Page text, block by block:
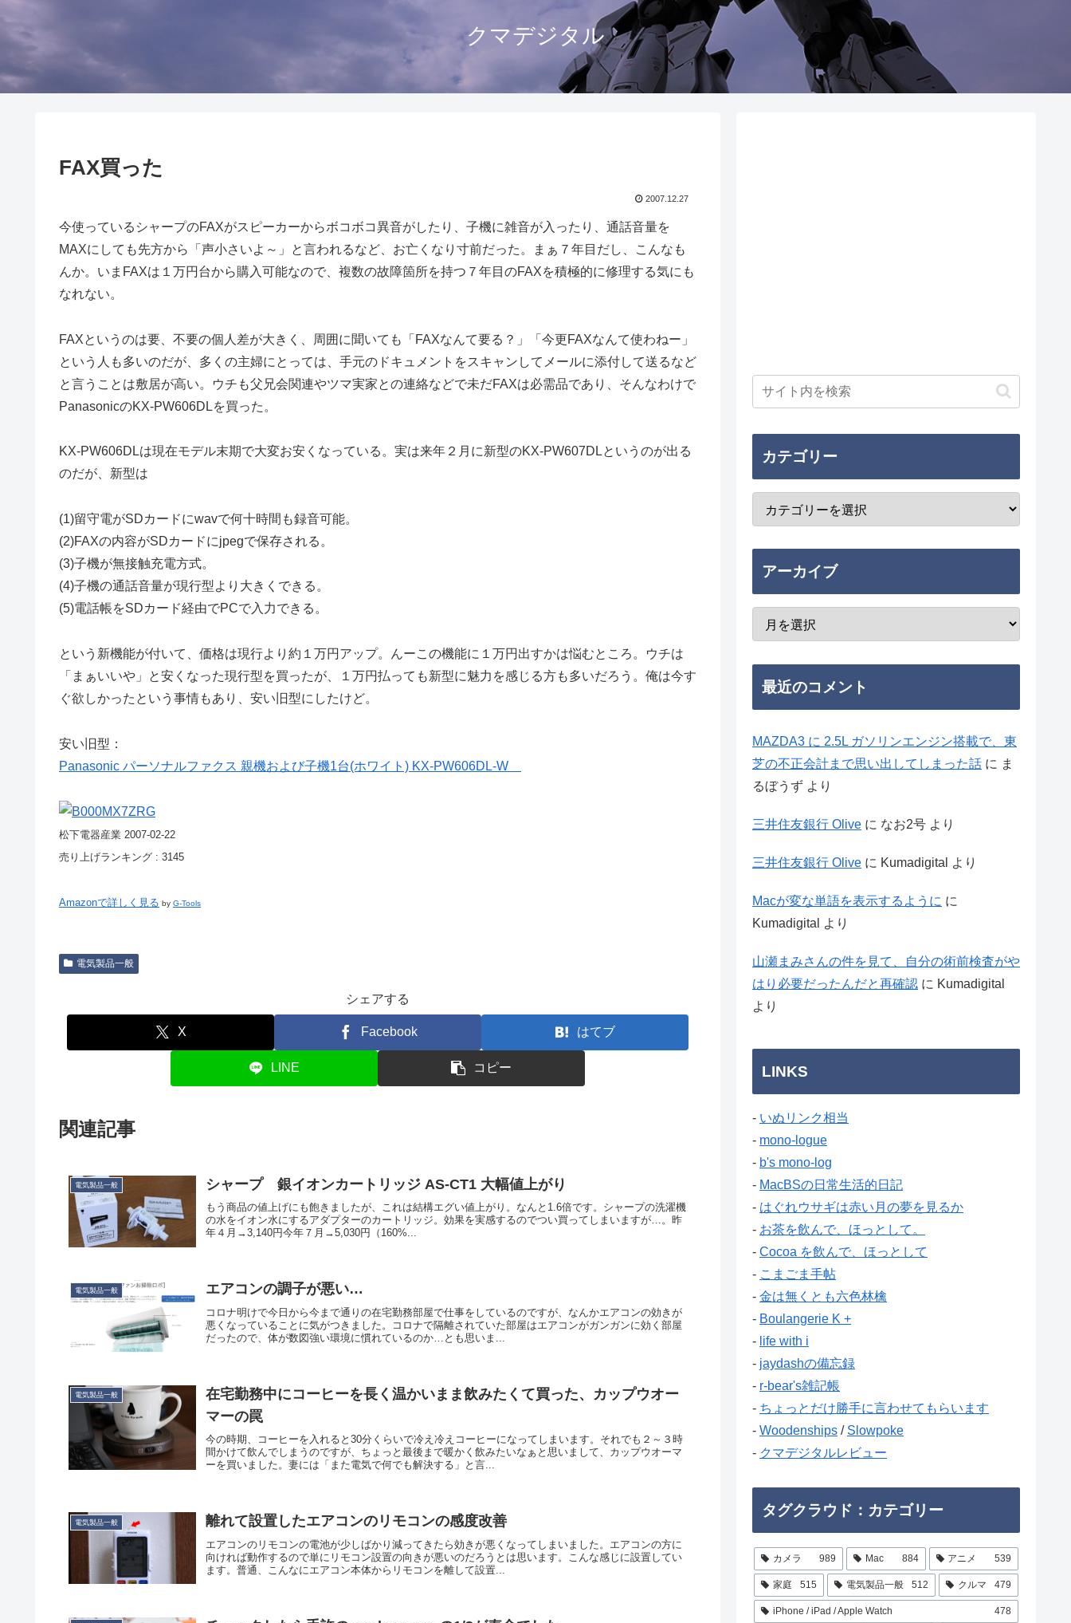
クマデジタル
FAX買った
2007.12.27
今使っているシャープのFAXがスピーカーからボコボコ異音がしたり、子機に雑音が入ったり、通話音量を
MAXにしても先方から「声小さいよ～」と言われるなど、お亡くなり寸前だった。まぁ７年目だし、こんなも
んか。いまFAXは１万円台から購入可能なので、複数の故障箇所を持つ７年目のFAXを積極的に修理する気にも
なれない。
FAXというのは要、不要の個人差が大きく、周囲に聞いても「FAXなんて要る？」「今更FAXなんて使わねー」
という人も多いのだが、多くの主婦にとっては、手元のドキュメントをスキャンしてメールに添付して送るなど
と言うことは敷居が高い。ウチも父兄会関連やツマ実家との連絡などで未だFAXは必需品であり、そんなわけで
PanasonicのKX-PW606DLを買った。
KX-PW606DLは現在モデル末期で大変お安くなっている。実は来年２月に新型のKX-PW607DLというのが出る
のだが、新型は
(1)留守電がSDカードにwavで何十時間も録音可能。
(2)FAXの内容がSDカードにjpegで保存される。
(3)子機が無接触充電方式。
(4)子機の通話音量が現行型より大きくできる。
(5)電話帳をSDカード経由でPCで入力できる。
という新機能が付いて、価格は現行より約１万円アップ。んーこの機能に１万円出すかは悩むところ。ウチは
「まぁいいや」と安くなった現行型を買ったが、１万円払っても新型に魅力を感じる方も多いだろう。俺は今す
ぐ欲しかったという事情もあり、安い旧型にしたけど。
安い旧型：
Panasonic パーソナルファクス 親機および子機1台(ホワイト) KX-PW606DL-W
松下電器産業 2007-02-22
売り上げランキング : 3145
Amazonで詳しく見る by G-Tools
電気製品一般
シェアする
X Facebook はてブ
LINE コピー
関連記事
電気製品一般 シャープ 銀イオンカートリッジ AS-CT1 大幅値上がり
もう商品の値上げにも飽きましたが、これは結構エグい値上がり。なんと1.6倍です。シャープの洗濯機
の水をイオン水にするアダプターのカートリッジ。効果を実感するのでつい買ってしまいますが…。昨
年４月→3,140円今年７月→5,030円（160%...
電気製品一般 エアコンの調子が悪い…
コロナ明けで今日から今まで通りの在宅勤務部屋で仕事をしているのですが、なんかエアコンの効きが
悪くなっていることに気がつきました。コロナで隔離されていた部屋はエアコンがガンガンに効く部屋
だったので、体が数図強い環境に慣れているのか…とも思いま...
電気製品一般
在宅勤務中にコーヒーを長く温かいまま飲みたくて買った、カップウオー
マーの罠
今の時期、コーヒーを入れると30分くらいで冷え冷えコーヒーになってしまいます。それでも２～３時
間かけて飲んでしまうのですが、ちょっと最後まで暖かく飲みたいなぁと思いまして、カップウオーマ
ーを買いました。妻には「また電気で何でも解決する」と言...
電気製品一般 離れて設置したエアコンのリモコンの感度改善
エアコンのリモコンの電池が少しばかり減ってきたら効きが悪くなってしまいました。エアコンの方に
向ければ動作するので単にリモコン設置の向きが悪いのだろうとは思います。こんな感じに設置してい
ます。普通、こんなにエアコン本体からリモコンを離して設置...
カテゴリー
アーカイブ
最近のコメント
MAZDA3 に 2.5L ガソリンエンジン搭載で、東
芝の不正会計まで思い出してしまった話 に ま
るぼうず より
三井住友銀行 Olive に なお2号 より
三井住友銀行 Olive に Kumadigital より
Macが変な単語を表示するように に
Kumadigital
より
山瀬まみさんの件を見て、自分の術前検査がや
はり必要だったんだと再確認 に Kumadigital
より
LINKS
- いぬリンク相当
- mono-logue
- b's mono-log
- MacBSの日常生活的日記
- はぐれウサギは赤い月の夢を見るか
- お茶を飲んで、ほっとして。
- Cocoa を飲んで、ほっとして
- こまごま手帖
- 金は無くとも六色林檎
- Boulangerie K +
- life with i
- jaydashの備忘録
- r-bear's雑記帳
- ちょっとだけ勝手に言わせてもらいます
- Woodenships / Slowpoke
- クマデジタルレビュー
タグクラウド：カテゴリー
カメラ 989 Mac 884 アニメ 539
家庭 515 電気製品一般 512 クルマ 479
iPhone / iPad / Apple Watch 478